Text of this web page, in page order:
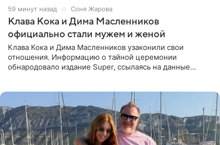
1 час назад Соня Жарова
Клава Кока и Дима Масленников
официально стали мужем и женой
Клава Кока и Дима Масленников узаконили свои
отношения. Информацию о тайной церемонии
обнародовало издание Super, ссылаясь на данные